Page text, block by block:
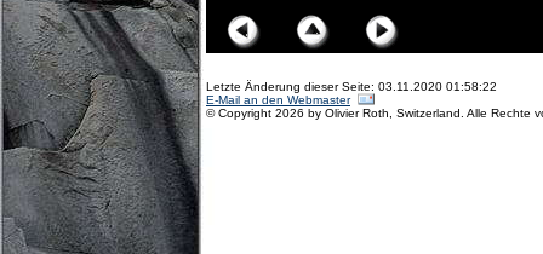
Letzte Änderung dieser Seite: 03.11.2020 01:58:22
E-Mail an den Webmaster
© Copyright 2026 by Olivier Roth, Switzerland. Alle Rechte